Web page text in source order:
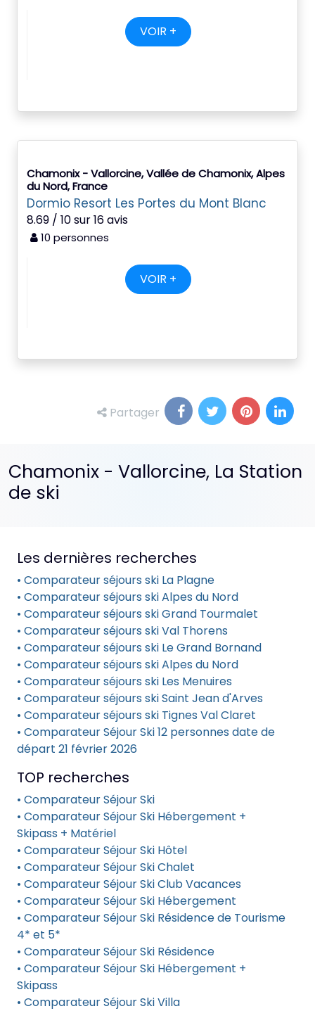
VOIR +
Chamonix - Vallorcine, Vallée de Chamonix, Alpes
du Nord, France
Dormio Resort Les Portes du Mont Blanc
8.69 / 10 sur 16 avis
10 personnes
VOIR +
Partager
Chamonix - Vallorcine, La Station
de ski
Les dernières recherches
• Comparateur séjours ski La Plagne
• Comparateur séjours ski Alpes du Nord
• Comparateur séjours ski Grand Tourmalet
• Comparateur séjours ski Val Thorens
• Comparateur séjours ski Le Grand Bornand
• Comparateur séjours ski Alpes du Nord
• Comparateur séjours ski Les Menuires
• Comparateur séjours ski Saint Jean d'Arves
• Comparateur séjours ski Tignes Val Claret
• Comparateur Séjour Ski 12 personnes date de
départ 21 février 2026
TOP recherches
• Comparateur Séjour Ski
• Comparateur Séjour Ski Hébergement +
Skipass + Matériel
• Comparateur Séjour Ski Hôtel
• Comparateur Séjour Ski Chalet
• Comparateur Séjour Ski Club Vacances
• Comparateur Séjour Ski Hébergement
• Comparateur Séjour Ski Résidence de Tourisme
4* et 5*
• Comparateur Séjour Ski Résidence
• Comparateur Séjour Ski Hébergement +
Skipass
• Comparateur Séjour Ski Villa